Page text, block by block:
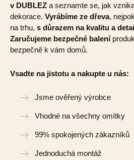
v DUBLEZ a seznamte se, jak
dekorace. Vyrábíme ze dřeva,
na trhu, s důrazem na kvalitu a
Zaručujeme bezpečné balení
bezpečně k vám domů.
Vsadte na jistotu a nakupte u nás:
Jsme ověřený výrobce
Vhodné na všechny omítky
99% spokojených zákazníků
Jednoduchá montáž